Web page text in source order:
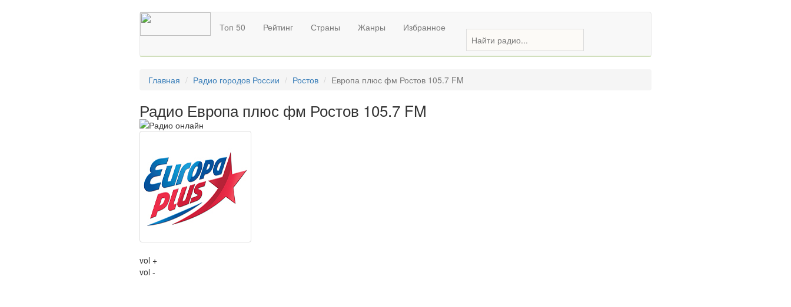
Топ 50 Рейтинг Страны Жанры Избранное
Главная Радио городов России Ростов Европа плюс фм Ростов 105.7 FM
Радио Европа плюс фм Ростов 105.7 FM
vol +
vol -